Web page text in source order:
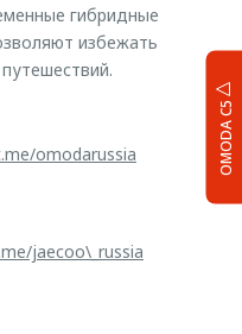
OMODA C5
гибридные
избежать
omodarussia
jaecoo\_russia